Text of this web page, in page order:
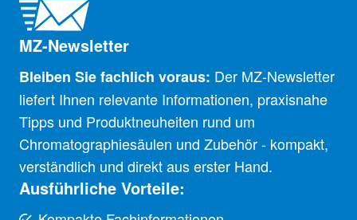
MZ-Newsletter
Bleiben Sie fachlich voraus: Der MZ-Newsletter
liefert Ihnen relevante Informationen, praxisnahe
Tipps und Produktneuheiten rund um
Chromatographiesäulen und Zubehör - kompakt,
verständlich und direkt aus erster Hand.
Ausführliche Vorteile: